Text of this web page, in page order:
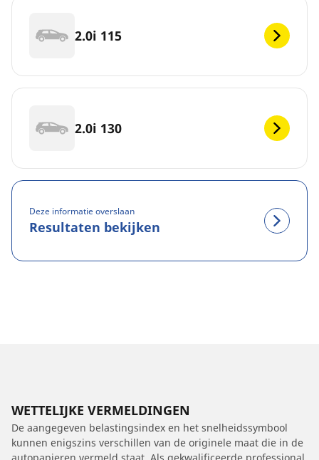
2.0i 115
2.0i 130
Deze informatie overslaan
Resultaten bekijken
WETTELIJKE VERMELDINGEN
De aangegeven belastingsindex en het snelheidssymbool
kunnen enigszins verschillen van de originele maat die in de